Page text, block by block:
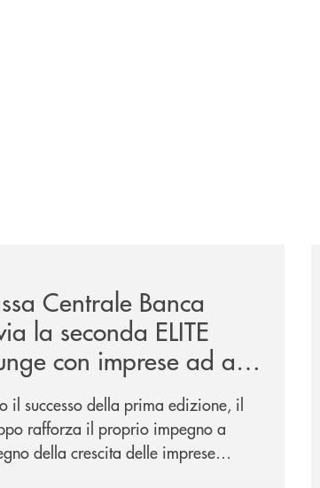
Centrale Banca
la seconda ELITE
con imprese ad alto
il successo della prima edizione, il
rafforza il proprio impegno a
della crescita delle imprese